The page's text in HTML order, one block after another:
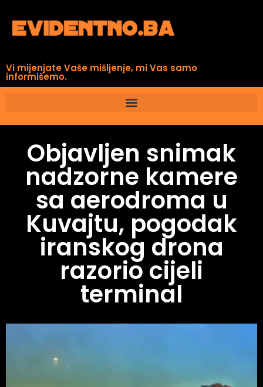
Vi mijenjate Vaše mišljenje, mi Vas samo
informišemo.
Objavljen snimak
nadzorne kamere
sa aerodroma u
Kuvajtu, pogodak
iranskog drona
razorio cijeli
terminal